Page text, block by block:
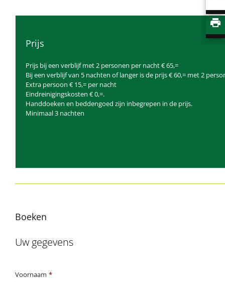
Prijs
Prijs bij een verblijf met 2 personen per nacht € 65,=
Bij een verblijf van 5 nachten of langer is de prijs € 60,= met 2
Extra persoon € 15,= per nacht
Eindreinigingskosten € 0,=.
Handdoeken en beddengoed zijn inbegrepen in de prijs.
Minimaal 3 nachten
Boeken
Uw gegevens
Voornaam *